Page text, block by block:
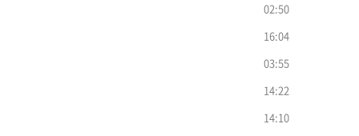
02:50
16:04
03:55
14:22
14:10